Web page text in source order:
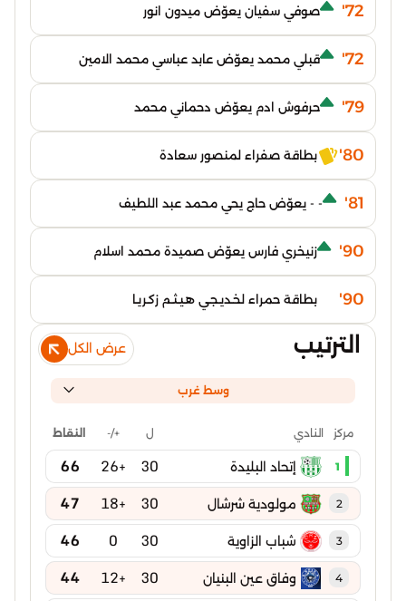
72' صوفي سفيان يعوّض ميدون انور
72' قبلي محمد يعوّض عابد عباسي محمد الامين
79' حرفوش ادم يعوّض دحماني محمد
80' بطاقة صفراء لمنصور سعادة
81' - - يعوّض حاج يحي محمد عبد اللطيف
90' زنيخري فارس يعوّض صميدة محمد اسلام
90' بطاقة حمراء لخـديـجـي هـيـثـم زكـريـا
الترتيب عرض الكل
وسط غرب
مركز النادي ل +/- النقاط
1 إتحاد البليدة 30
+26
66
2 مولودية شرشال 30
+18
47
3 شباب الزاوية 30
0
46
4 وفاق عين البنيان 30
+12
44